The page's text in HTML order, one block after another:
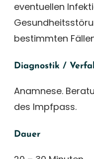
eventuellen
bestimmten
Diagnostik /
Anamnese.
des Impfpass.
Dauer